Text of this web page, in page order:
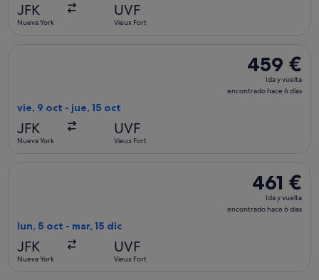
JFK
Nueva York
UVF
Vieux Fort
459 €
Ida
y
459 €
Ida y vuelta
encontrado hace 6 días
vie, 9 oct - jue, 15 oct
JFK
Nueva York
UVF
Vieux Fort
461 €
Ida
y
461 €
Ida y vuelta
encontrado hace 6 días
lun, 5 oct - mar, 15 dic
JFK
Nueva York
UVF
Vieux Fort